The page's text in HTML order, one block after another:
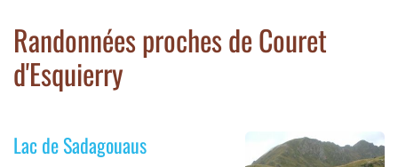
Randonnées proches de Couret
d'Esquierry
Lac de Sadagouaus